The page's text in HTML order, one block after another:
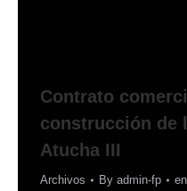
Contrato
construcción de
Atucha III
Archivos By admin-fp